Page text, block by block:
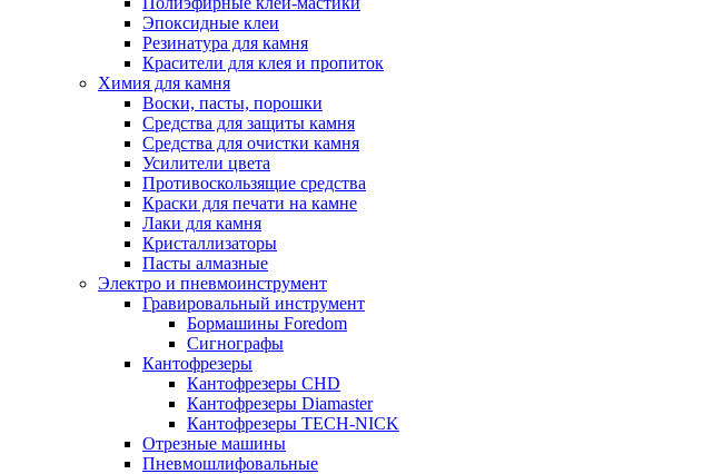
Эпоксидные клеи
Резинатура для камня
Красители для клея и пропиток
Химия для камня
Воски, пасты, порошки
Средства для защиты камня
Средства для очистки камня
Усилители цвета
Противоскользящие средства
Краски для печати на камне
Лаки для камня
Кристаллизаторы
Пасты алмазные
Электро и пневмоинструмент
Гравировальный инструмент
Бормашины Foredom
Сигнографы
Кантофрезеры
Кантофрезеры CHD
Кантофрезеры Diamaster
Кантофрезеры TECH-NICK
Отрезные машины
Пневмошлифовальные